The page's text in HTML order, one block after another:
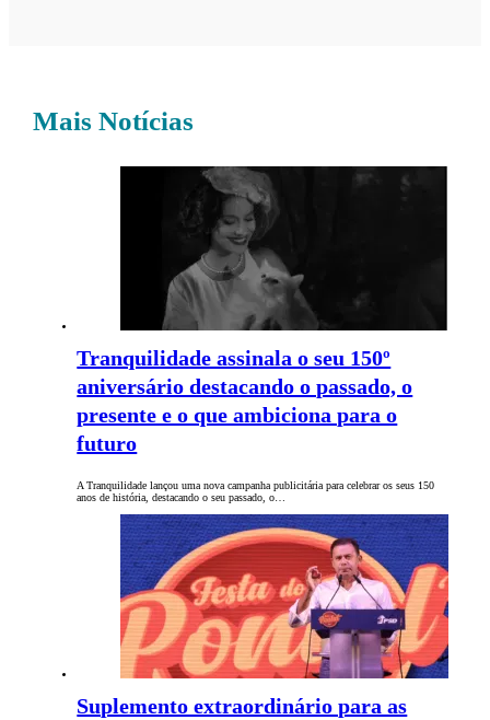
Mais Notícias
Tranquilidade assinala o seu 150º
aniversário destacando o passado, o
presente e o que ambiciona para o
futuro
A Tranquilidade lançou uma nova campanha publicitária para celebrar os seus 150
anos de história, destacando o seu passado, o…
Suplemento extraordinário para as